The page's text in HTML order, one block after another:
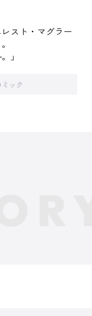
スト・マグラー
」
ミック